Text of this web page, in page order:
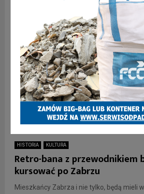
HISTORIA KULTURA
Retro-bana z przewodnikiem
kursować po Zabrzu
Mieszkańcy Zabrza i nie tylko, będą mieli